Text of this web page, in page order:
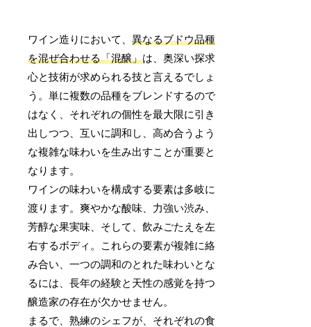
ワイン造りにおいて、異なるブドウ品種
を混ぜ合わせる「混醸」は、奥深い探求
心と技術が求められる技と言えるでしょ
う。単に複数の品種をブレンドするので
はなく、それぞれの個性を最大限に引き
出しつつ、互いに調和し、高め合うよう
な複雑な味わいを生み出すことが重要と
なります。
ワインの味わいを構成する要素は多岐に
渡ります。爽やかな酸味、力強い渋み、
芳醇な果実味、そして、飲みごたえを左
右するボディ。これらの要素が複雑に絡
み合い、一つの調和のとれた味わいとな
るには、長年の経験と天性の感覚を持つ
醸造家の存在が欠かせません。
まるで、熟練のシェフが、それぞれの食